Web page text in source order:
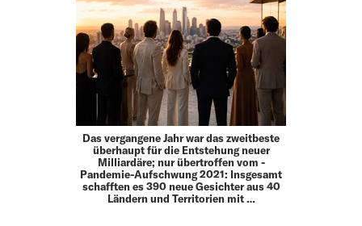
Das vergangene Jahr war das zweitbeste
überhaupt für die Entstehung neuer
Milliardäre; nur übertroffen vom ­
Pandemie-Aufschwung 2021: Insgesamt
schafften es 390 neue Gesichter aus 40
Ländern und Territorien mit …